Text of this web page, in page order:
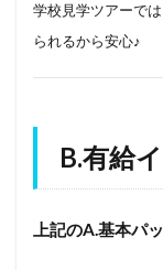
学校見学ツアーで
られるから安心♪
B.有給
上記のA.基本パ